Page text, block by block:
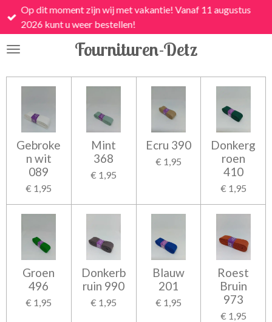
Ga
direct
de
Fournituren-Detz
Op dit moment zijn wij met vakantie! Vanaf 11 augustus
2026 kunt u weer bestellen!
Gebroke
n wit
089
€ 1,95
Mint
368
€ 1,95
Ecru 390
€ 1,95
Donkerg
roen
410
€ 1,95
Groen
496
€ 1,95
Donkerb
ruin 990
€ 1,95
Blauw
201
€ 1,95
Roest
Bruin
973
€ 1,95